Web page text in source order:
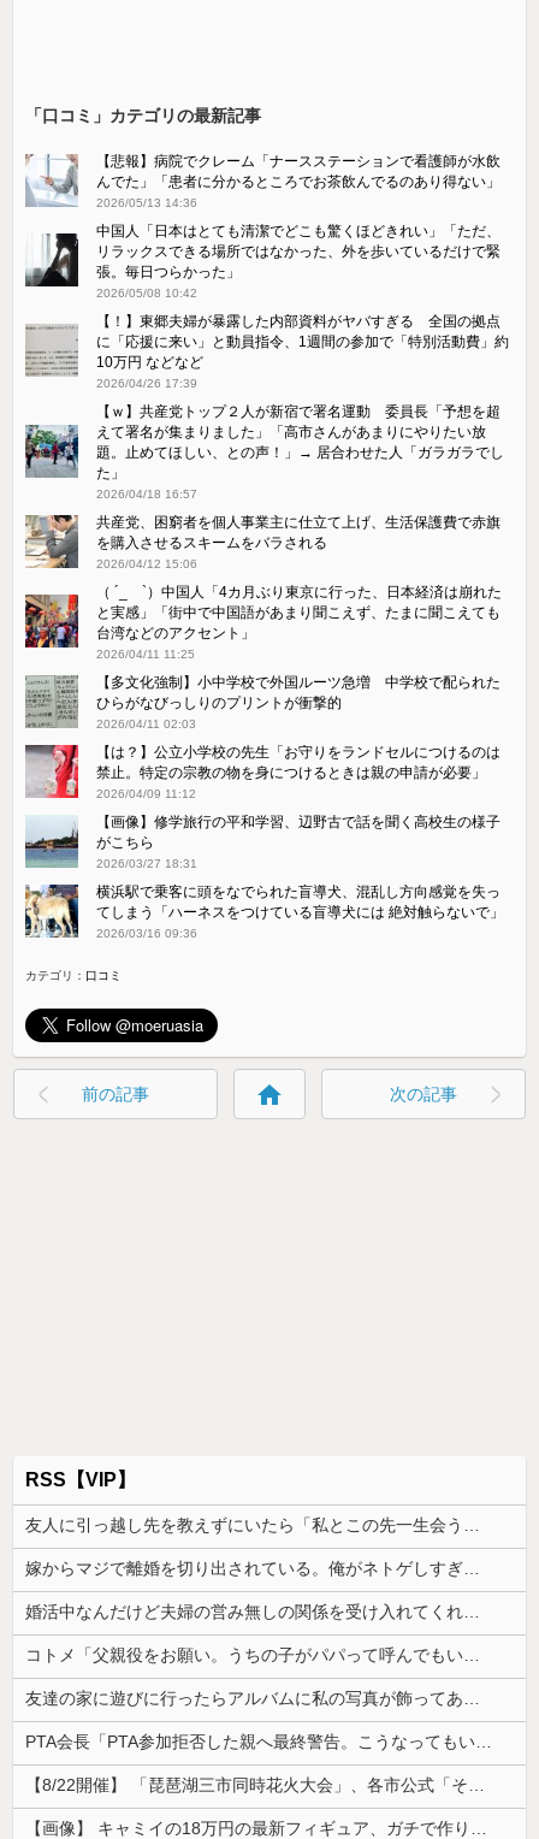
「口コミ」カテゴリの最新記事
【悲報】病院でクレーム「ナースステーションで看護師が水飲
んでた」「患者に分かるところでお茶飲んでるのあり得ない」
2026/05/13 14:36
中国人「日本はとても清潔でどこも驚くほどきれい」「ただ、
リラックスできる場所ではなかった、外を歩いているだけで緊
張。毎日つらかった」
2026/05/08 10:42
【！】東郷夫婦が暴露した内部資料がヤバすぎる 全国の拠点
に「応援に来い」と動員指令、1週間の参加で「特別活動費」約
10万円 などなど
2026/04/26 17:39
【ｗ】共産党トップ２人が新宿で署名運動 委員長「予想を超
えて署名が集まりました」「高市さんがあまりにやりたい放
題。止めてほしい、との声！」→ 居合わせた人「ガラガラでし
た」
2026/04/18 16:57
共産党、困窮者を個人事業主に仕立て上げ、生活保護費で赤旗
を購入させるスキームをバラされる
2026/04/12 15:06
（ ´_ゝ`）中国人「4カ月ぶり東京に行った、日本経済は崩れた
と実感」「街中で中国語があまり聞こえず、たまに聞こえても
台湾などのアクセント」
2026/04/11 11:25
【多文化強制】小中学校で外国ルーツ急増 中学校で配られた
ひらがなびっしりのプリントが衝撃的
2026/04/11 02:03
【は？】公立小学校の先生「お守りをランドセルにつけるのは
禁止。特定の宗教の物を身につけるときは親の申請が必要」
2026/04/09 11:12
【画像】修学旅行の平和学習、辺野古で話を聞く高校生の様子
がこちら
2026/03/27 18:31
横浜駅で乗客に頭をなでられた盲導犬、混乱し方向感覚を失っ
てしまう「ハーネスをつけている盲導犬には 絶対触らないで」
2026/03/16 09:36
カテゴリ： 口コミ
前の記事 home 次の記事
RSS【VIP】